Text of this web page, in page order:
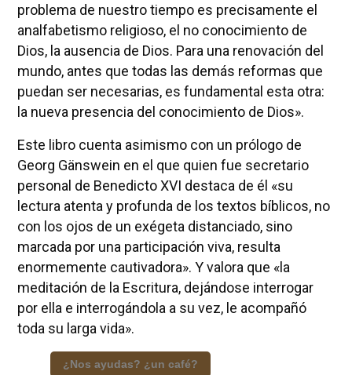
problema de nuestro tiempo es precisamente el
analfabetismo religioso, el no conocimiento de
Dios, la ausencia de Dios. Para una renovación del
mundo, antes que todas las demás reformas que
puedan ser necesarias, es fundamental esta otra:
la nueva presencia del conocimiento de Dios».
Este libro cuenta asimismo con un prólogo de
Georg Gänswein en el que quien fue secretario
personal de Benedicto XVI destaca de él «su
lectura atenta y profunda de los textos bíblicos, no
con los ojos de un exégeta distanciado, sino
marcada por una participación viva, resulta
enormemente cautivadora». Y valora que «la
meditación de la Escritura, dejándose interrogar
por ella e interrogándola a su vez, le acompañó
toda su larga vida».
¿Nos ayudas? ¿un café?